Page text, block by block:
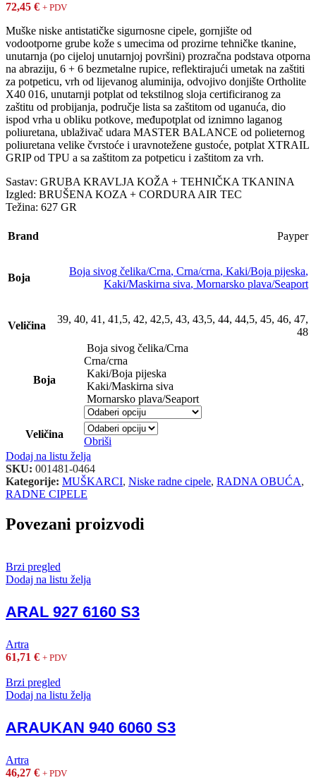
72,45 € + PDV
Muške niske antistatičke sigurnosne cipele, gornjište od
vodootporne grube kože s umecima od prozirne tehničke tkanine,
unutarnja (po cijeloj unutarnjoj površini) prozračna podstava otporna
na abraziju, 6 + 6 bezmetalne rupice, reflektirajući umetak na zaštiti
za potpeticu, vrh od lijevanog aluminija, odvojivo donjište Ortholite
X40 016, unutarnji potplat od tekstilnog sloja certificiranog za
zaštitu od probijanja, područje lista sa zaštitom od uganuća, dio
ispod vrha u obliku potkove, međupotplat od iznimno laganog
poliuretana, ublaživač udara MASTER BALANCE od polieternog
poliuretana velike čvrstoće i uravnotežene gustoće, potplat XTRAIL
GRIP od TPU a sa zaštitom za potpeticu i zaštitom za vrh.
Sastav: GRUBA KRAVLJA KOŽA + TEHNIČKA TKANINA
Izgled: BRUŠENA KOZA + CORDURA AIR TEC
Težina: 627 GR
Brand Payper
Boja
Boja sivog čelika/Crna, Crna/crna, Kaki/Boja pijeska,
Kaki/Maskirna siva, Mornarsko plava/Seaport
Veličina
39, 40, 41 , 41,5, 42, 42,5, 43, 43,5, 44, 44,5, 45, 46, 47,
48
Boja
Boja sivog čelika/Crna
Crna/crna
Kaki/Boja pijeska
Kaki/Maskirna siva
Mornarsko plava/Seaport
Veličina
Obriši
Dodaj na listu želja
SKU: 001481-0464
Kategorije: MUŠKARCI, Niske radne cipele, RADNA OBUĆA,
RADNE CIPELE
Povezani proizvodi
Brzi pregled
Dodaj na listu želja
ARAL 927 6160 S3
Artra
61,71 € + PDV
Brzi pregled
Dodaj na listu želja
ARAUKAN 940 6060 S3
Artra
46,27 € + PDV